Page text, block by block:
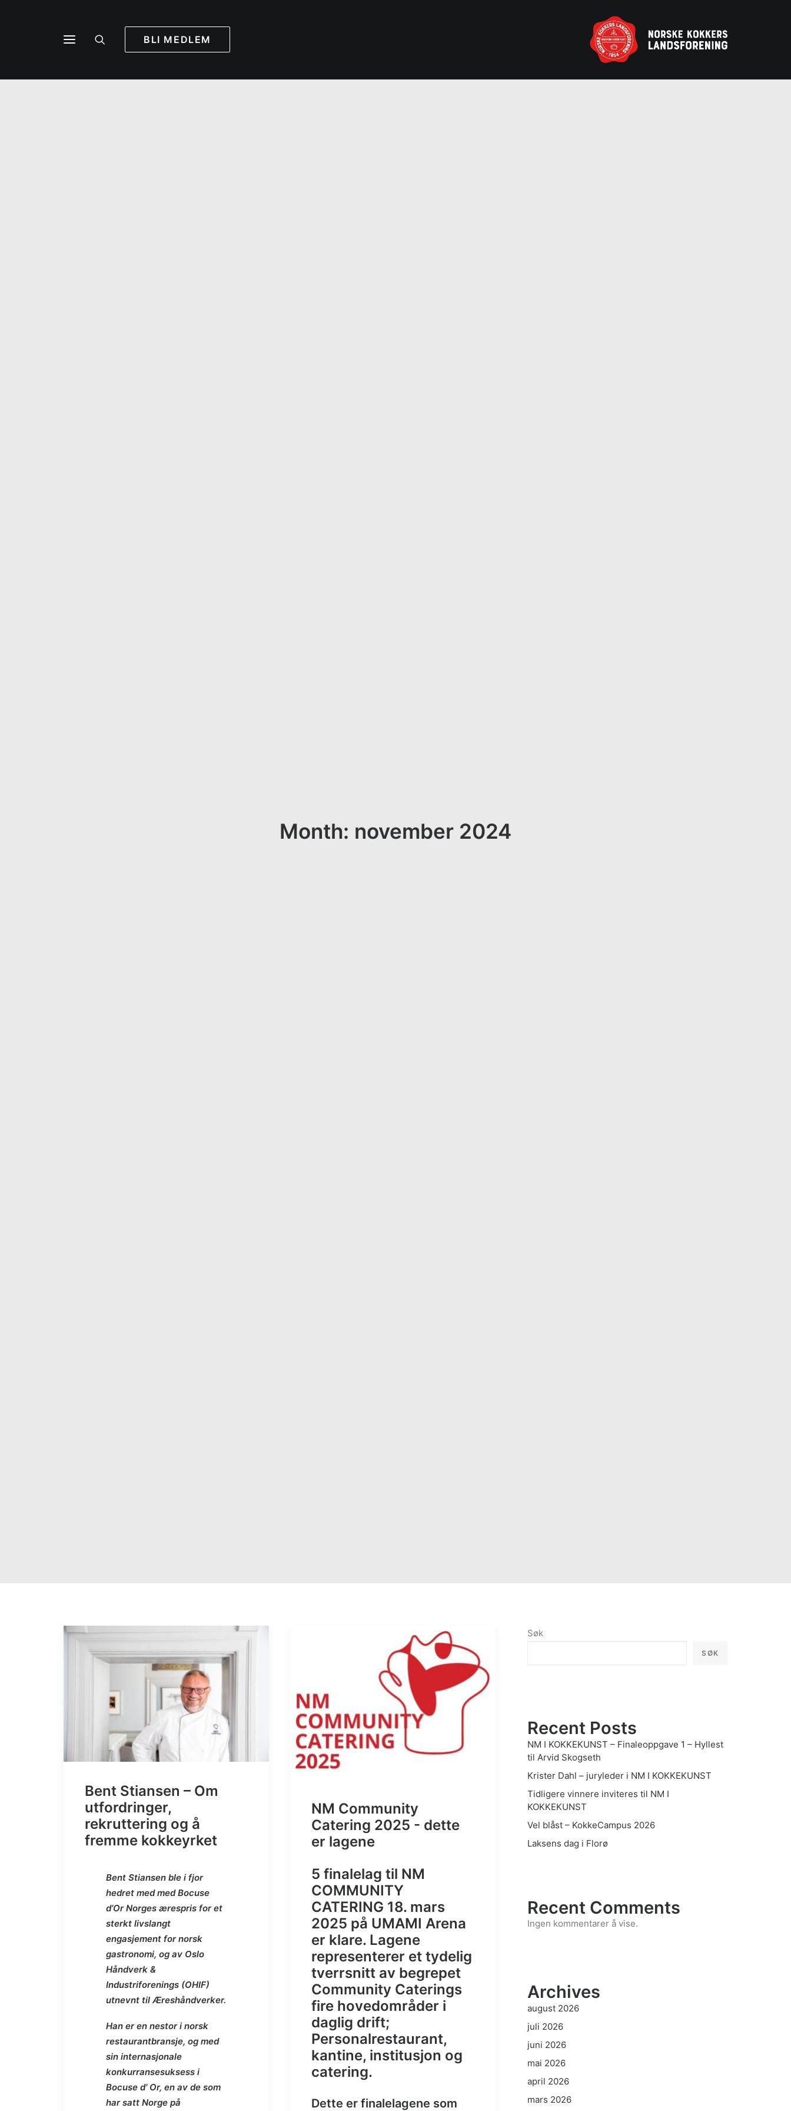
BLI MEDLEM
Month: november 2024
Bent Stiansen – Om
utfordringer,
rekruttering og å
fremme kokkeyrket
Bent Stiansen ble i fjor
hedret med med Bocuse
d’Or Norges ærespris for et
sterkt livslangt
engasjement for norsk
gastronomi, og av Oslo
Håndverk &
Industriforenings (OHIF)
utnevnt til Æreshåndverker.
Han er en nestor i norsk
restaurantbransje, og med
sin internasjonale
konkurransesuksess i
Bocuse d’ Or, en av de som
har satt Norge på
NM Community
Catering 2025 - dette
er lagene
5 finalelag til NM
COMMUNITY
CATERING 18. mars
2025 på UMAMI Arena
er klare. Lagene
representerer et tydelig
tverrsnitt av begrepet
Community Caterings
fire hovedområder i
daglig drift;
Personalrestaurant,
kantine, institusjon og
catering.
Dette er finalelagene som
Søk
SØK
Recent Posts
NM I KOKKEKUNST – Finaleoppgave 1 – Hyllest
til Arvid Skogseth
Krister Dahl – juryleder i NM I KOKKEKUNST
Tidligere vinnere inviteres til NM I
KOKKEKUNST
Vel blåst – KokkeCampus 2026
Laksens dag i Florø
Recent Comments
Ingen kommentarer å vise.
Archives
august 2026
juli 2026
juni 2026
mai 2026
april 2026
mars 2026